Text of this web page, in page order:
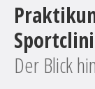
Der Blick